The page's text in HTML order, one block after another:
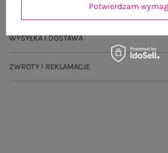
(1)
WYSYŁKA I DOSTAWA
ZWROTY I REKLAMACJE
Potwierdzam